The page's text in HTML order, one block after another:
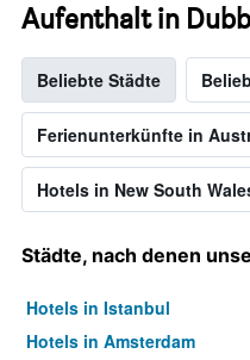
Aufenthalt in
Beliebte Städte
Ferienunterkünfte in
Hotels in New South
Städte, nach denen
Hotels in Istanbul
Hotels in Amsterdam